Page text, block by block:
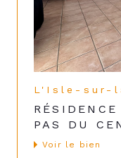
L'Isle-sur-
PAS DU
voir le bien